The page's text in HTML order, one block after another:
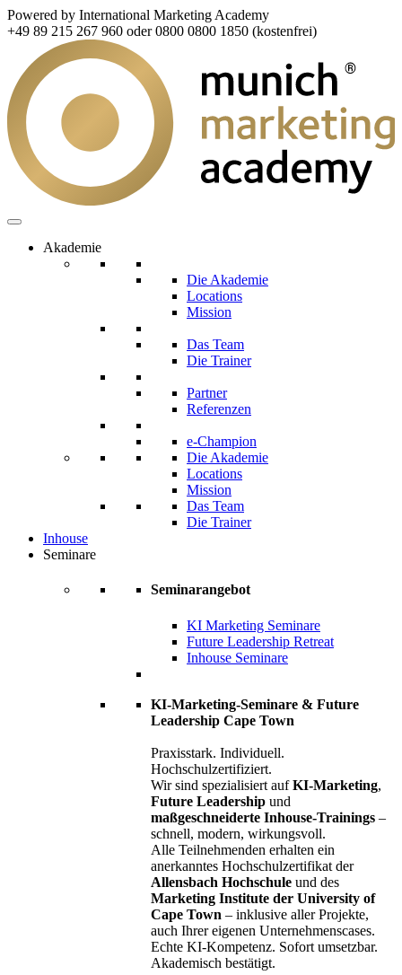
Powered by International Marketing Academy
+49 89 215 267 960 oder 0800 0800 1850 (kostenfrei)
Akademie
Die Akademie
Locations
Mission
Das Team
Die Trainer
Partner
Referenzen
e-Champion
Die Akademie
Locations
Mission
Das Team
Die Trainer
Inhouse
Seminare
Seminarangebot
KI Marketing Seminare
Future Leadership Retreat
Inhouse Seminare
KI-Marketing-Seminare & Future
Leadership Cape Town
Praxisstark. Individuell.
Hochschulzertifiziert.
Wir sind spezialisiert aufKI-Marketing,
Future Leadership und
maßgeschneiderte Inhouse-Trainings –
schnell, modern, wirkungsvoll.
Alle Teilnehmenden erhalten ein
anerkanntes Hochschulzertifikat der
Allensbach Hochschule und des
Marketing Institute der University of
Cape Town – inklusive aller Projekte,
auch Ihrer eigenen Unternehmenscases.
Echte KI-Kompetenz. Sofort umsetzbar.
Akademisch bestätigt.